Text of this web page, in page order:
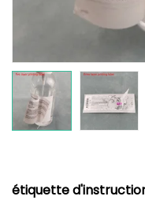
étiquette